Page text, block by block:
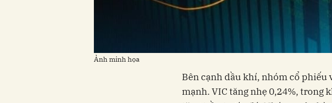
Ảnh minh họa
Bên cạnh dầu khí, nhóm cổ phiếu
mạnh. VIC tăng nhẹ 0,24%, trong